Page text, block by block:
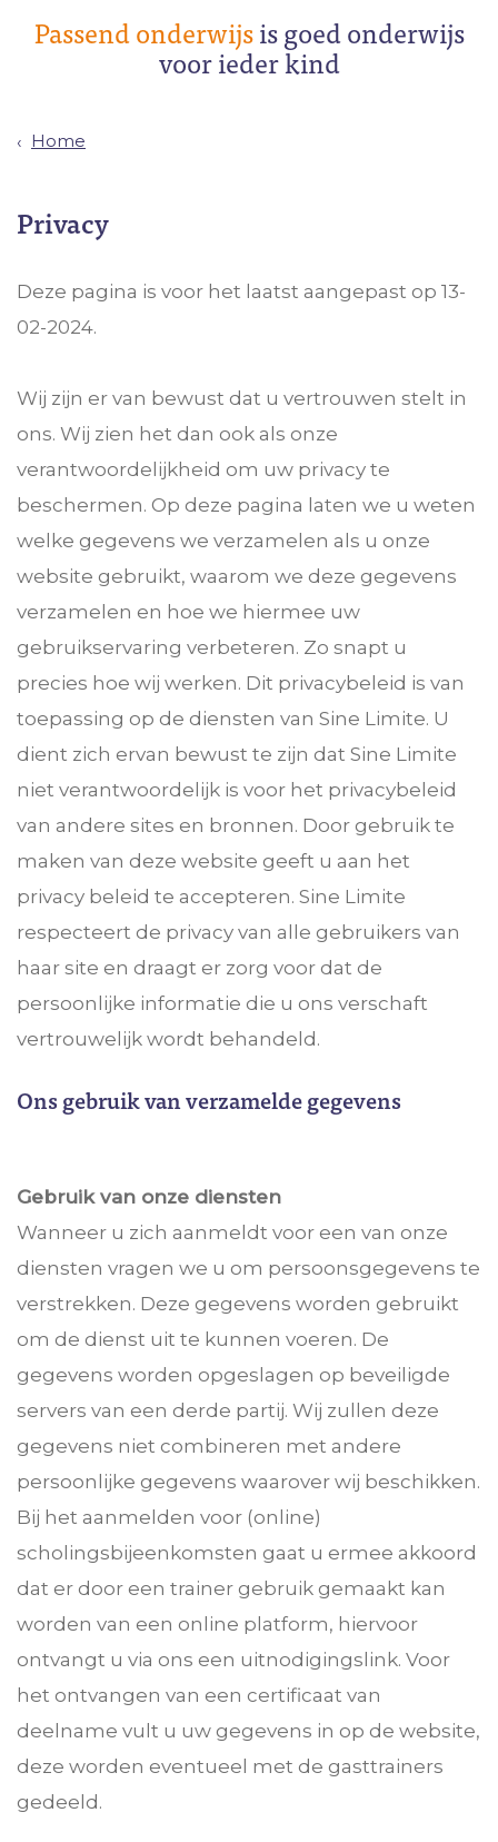
Passend onderwijsis goed onderwijs
voor ieder kind
Home
Privacy
Deze pagina is voor het laatst aangepast op 13-
02-2024.
Wij zijn er van bewust dat u vertrouwen stelt in
ons. Wij zien het dan ook als onze
verantwoordelijkheid om uw privacy te
beschermen. Op deze pagina laten we u weten
welke gegevens we verzamelen als u onze
website gebruikt, waarom we deze gegevens
verzamelen en hoe we hiermee uw
gebruikservaring verbeteren. Zo snapt u
precies hoe wij werken. Dit privacybeleid is van
toepassing op de diensten van Sine Limite. U
dient zich ervan bewust te zijn dat Sine Limite
niet verantwoordelijk is voor het privacybeleid
van andere sites en bronnen. Door gebruik te
maken van deze website geeft u aan het
privacy beleid te accepteren. Sine Limite
respecteert de privacy van alle gebruikers van
haar site en draagt er zorg voor dat de
persoonlijke informatie die u ons verschaft
vertrouwelijk wordt behandeld.
Ons gebruik van verzamelde gegevens
Gebruik van onze diensten
Wanneer u zich aanmeldt voor een van onze
diensten vragen we u om persoonsgegevens te
verstrekken. Deze gegevens worden gebruikt
om de dienst uit te kunnen voeren. De
gegevens worden opgeslagen op beveiligde
servers van een derde partij. Wij zullen deze
gegevens niet combineren met andere
persoonlijke gegevens waarover wij beschikken.
Bij het aanmelden voor (online)
scholingsbijeenkomsten gaat u ermee akkoord
dat er door een trainer gebruik gemaakt kan
worden van een online platform, hiervoor
ontvangt u via ons een uitnodigingslink. Voor
het ontvangen van een certificaat van
deelname vult u uw gegevens in op de website,
deze worden eventueel met de gasttrainers
gedeeld.